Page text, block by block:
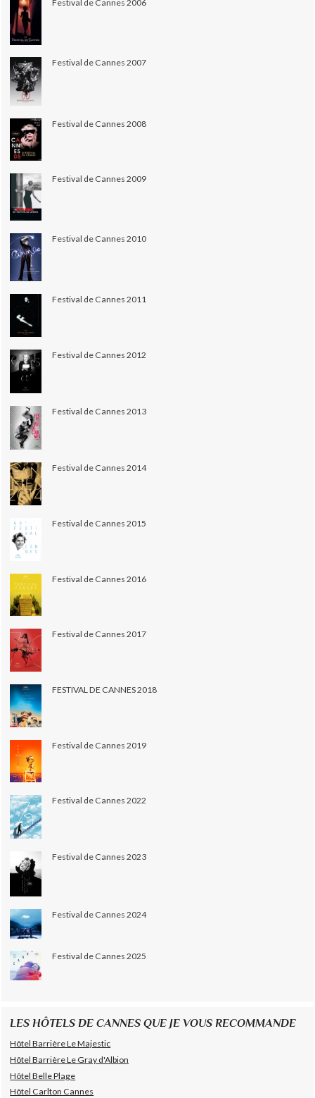
Festival de Cannes 2006
Festival de Cannes 2007
Festival de Cannes 2008
Festival de Cannes 2009
Festival de Cannes 2010
Festival de Cannes 2011
Festival de Cannes 2012
Festival de Cannes 2013
Festival de Cannes 2014
Festival de Cannes 2015
Festival de Cannes 2016
Festival de Cannes 2017
FESTIVAL DE CANNES 2018
Festival de Cannes 2019
Festival de Cannes 2022
Festival de Cannes 2023
Festival de Cannes 2024
Festival de Cannes 2025
LES HÔTELS DE CANNES QUE JE VOUS RECOMMANDE
Hôtel Barrière Le Majestic
Hôtel Barrière Le Gray d'Albion
Hôtel Belle Plage
Hôtel Carlton Cannes